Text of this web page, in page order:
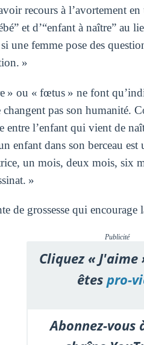
recours à l’avortement
et d’“enfant à naître” au
une femme pose des
»
» ou « fœtus » ne font
pas son humanité.
entre l’enfant qui vient de
enfant dans son berceau
un mois, deux mois, six
»
de grossesse qui encourage
Publicité
Cliquez « J'aime
êtespro-
Abonnez-vous